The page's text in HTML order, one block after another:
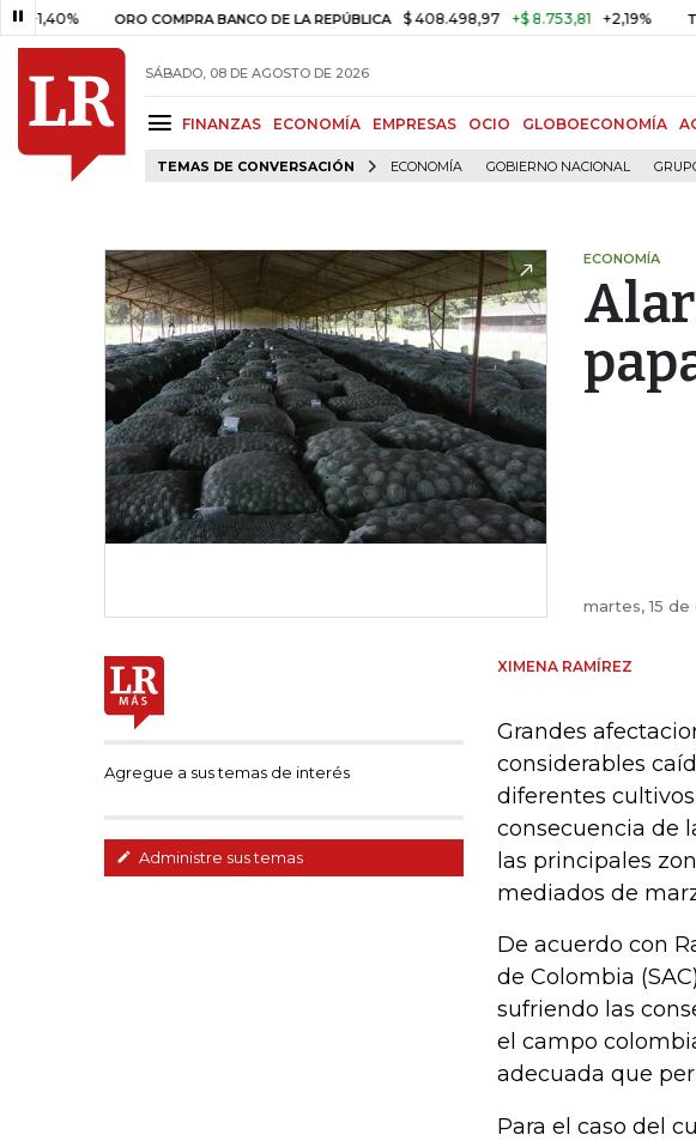
ORO COMPRA BANCO DE LA REPÚBLICA $ 408.498,97 +$ 8.753,81 +2,19% TASA DE
SÁBADO, 08 DE AGOSTO DE 2026
FINANZAS ECONOMÍA EMPRESAS OCIO GLOBOECONOMÍA
TEMAS DE CONVERSACIÓN ECONOMÍA GOBIERNO NACIONAL
ECONOMÍA
martes, 15 de
Agregue a sus temas de interés
Administre sus temas
XIMENA RAMÍREZ
Grandes
considerables
diferentes
consecuencia de
las principales
mediados de
De acuerdo con
de Colombia
sufriendo las
el campo
adecuada que
Para el caso del